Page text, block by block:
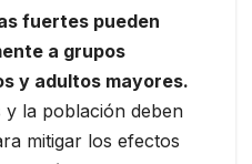
fuertes pueden
a grupos
y adultos mayores.
y la población deben
mitigar los efectos